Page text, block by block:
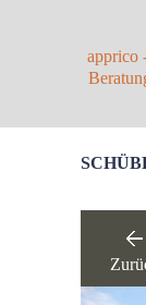
apprico